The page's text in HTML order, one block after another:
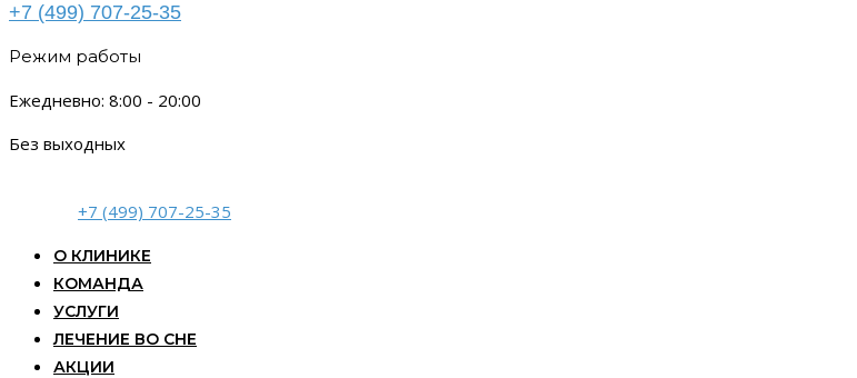
+7 (499) 707-25-35
Режим работы
Ежедневно: 8:00 - 20:00
Без выходных
+7 (499) 707-25-35
О КЛИНИКЕ
КОМАНДА
УСЛУГИ
ЛЕЧЕНИЕ ВО СНЕ
АКЦИИ